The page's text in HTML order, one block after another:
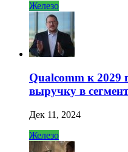
Железо
Qualcomm к 2029
выручку в
Дек 11, 2024
Железо